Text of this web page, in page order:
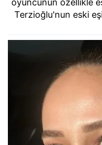
oyuncunun özellikle
Terzioğlu'nun eski